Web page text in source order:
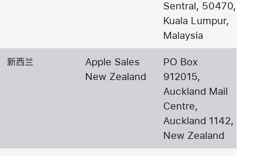
Sentral, 50470,
Kuala Lumpur,
Malaysia
新西兰
Apple Sales
New Zealand
PO Box
912015,
Auckland Mail
Centre,
Auckland 1142,
New Zealand